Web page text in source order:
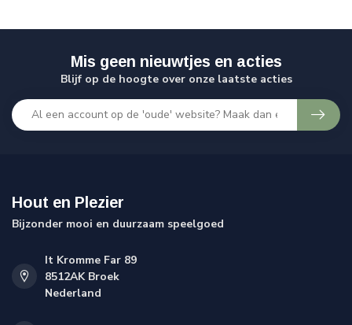
Mis geen nieuwtjes en acties
Blijf op de hoogte over onze laatste acties
Hout en Plezier
Bijzonder mooi en duurzaam speelgoed
It Kromme Far 89
8512AK Broek
Nederland